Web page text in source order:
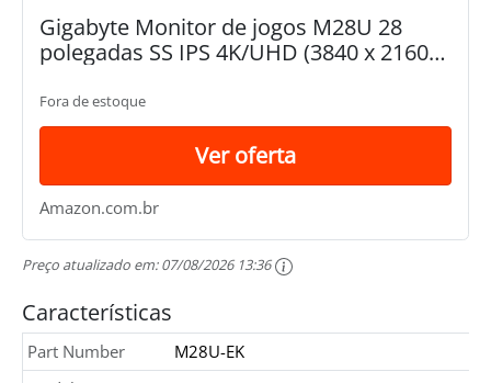
Gigabyte Monitor de jogos M28U 28
polegadas SS IPS 4K/UHD (3840 x 2160)
Fora de estoque
Ver oferta
Amazon.com.br
Preço atualizado em:07/08/2026 13:36
Características
Part Number
M28U-EK